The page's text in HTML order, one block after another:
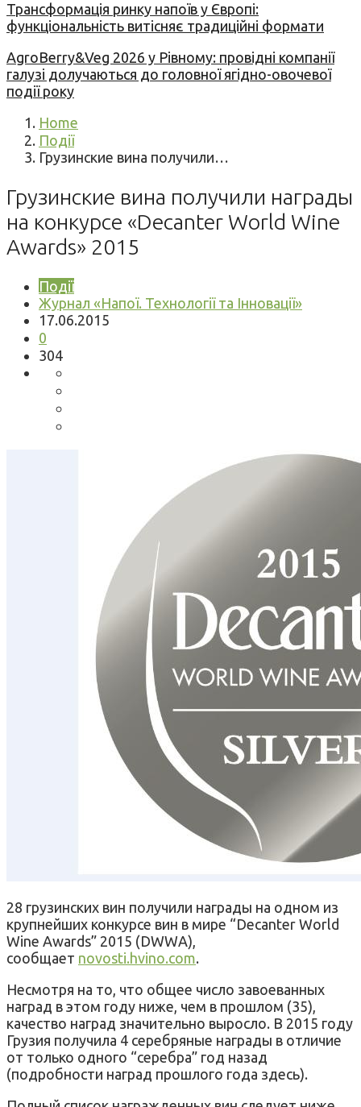
Трансформація ринку напоїв у Європі:
функціональність витісняє традиційні формати
AgroBerry&Veg 2026 у Рівному: провідні компанії
галузі долучаються до головної ягідно-овочевої
події року
Home
Події
Грузинские вина получили…
Грузинские вина получили награды
на конкурсе «Decanter World Wine
Awards» 2015
Події
Журнал «Напої. Технології та Інновації»
17.06.2015
0
304
28 грузинских вин получили награды на одном из
крупнейших конкурсе вин в мире “Decanter World
Wine Awards” 2015 (DWWA),
сообщает novosti.hvino.com.
Несмотря на то, что общее число завоеванных
наград в этом году ниже, чем в прошлом (35),
качество наград значительно выросло. В 2015 году
Грузия получила 4 серебряные награды в отличие
от только одного “серебра” год назад
(подробности наград прошлого года здесь).